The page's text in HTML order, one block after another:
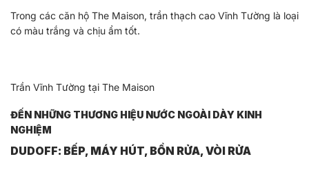
Trong các căn hộ The Maison, trần thạch cao Vĩnh Tường là loại
có màu trắng và chịu ẩm tốt.
Trần Vĩnh Tường tại The Maison
ĐẾN NHỮNG THƯƠNG HIỆU NƯỚC NGOÀI DÀY KINH
NGHIỆM
DUDOFF: BẾP, MÁY HÚT, BỒN RỬA, VÒI RỬA